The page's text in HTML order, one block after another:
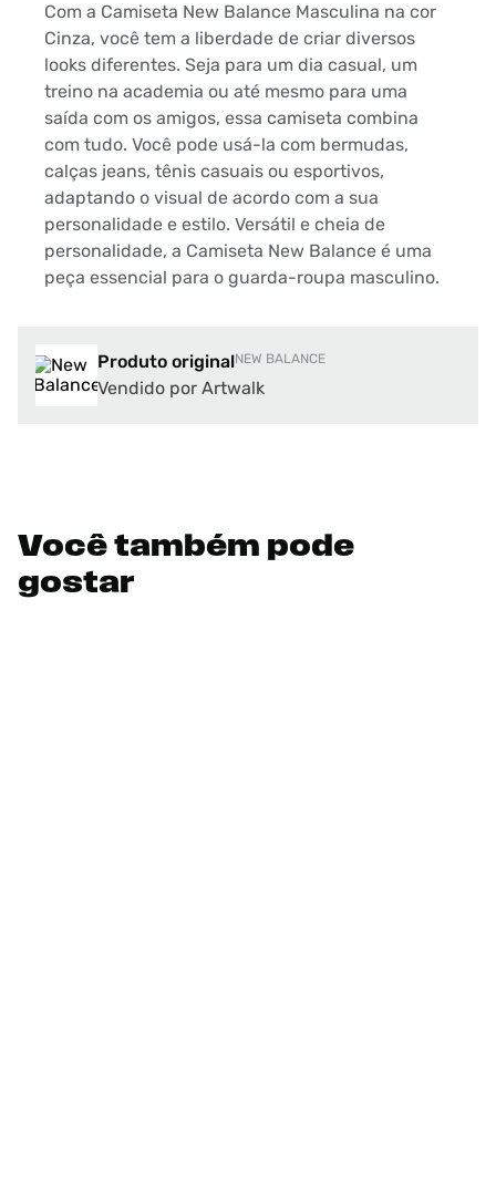
Com a Camiseta New Balance Masculina na cor
Cinza, você tem a liberdade de criar diversos
looks diferentes. Seja para um dia casual, um
treino na academia ou até mesmo para uma
saída com os amigos, essa camiseta combina
com tudo. Você pode usá-la com bermudas,
calças jeans, tênis casuais ou esportivos,
adaptando o visual de acordo com a sua
personalidade e estilo. Versátil e cheia de
personalidade, a Camiseta New Balance é uma
peça essencial para o guarda-roupa masculino.
Produto originalNEW BALANCE
Vendido por Artwalk
Você também pode
gostar